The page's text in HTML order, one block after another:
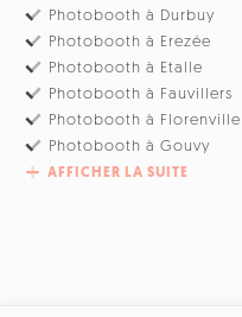
Photobooth à Durbuy
Photobooth à Erezée
Photobooth à Etalle
Photobooth à Fauvillers
Photobooth à Florenville
Photobooth à Gouvy
AFFICHER LA SUITE